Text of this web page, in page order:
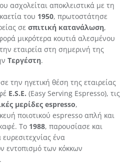
ασχολείται αποκλειστικά με τη
του 1950, πρωτοστάτησε
σε σπιτική κατανάλωση,
μικρότερα κουτιά αλεσμένου
εταιρεία στη σημερινή της
Τεργέστη.
την ηγετική θέση της εταιρείας
E.S.E. (Easy Serving Espresso), τις
μερίδες espresso,
ποιοτικού espresso απλή και
Το 1988, παρουσίασε και
ένα
εντοπισμό των κόκκων